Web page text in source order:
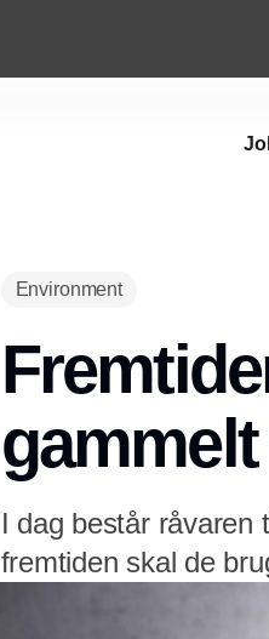
Environment
I dag består råvaren
fremtiden skal de